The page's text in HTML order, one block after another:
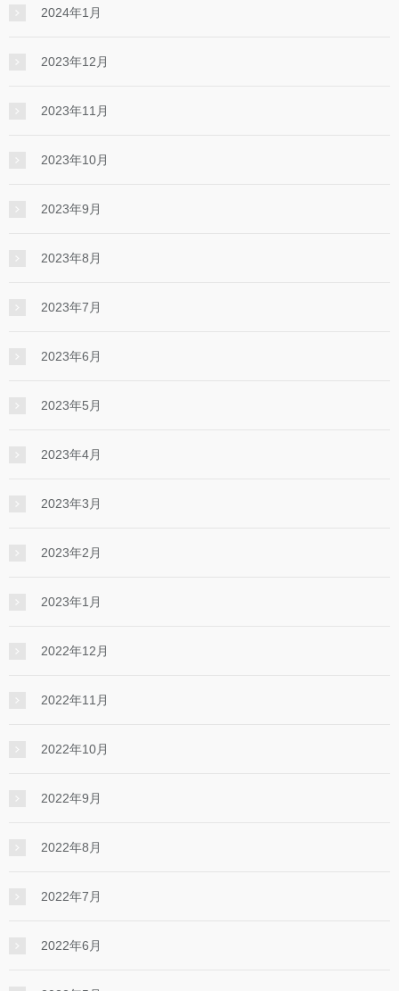
2024年1月
2023年12月
2023年11月
2023年10月
2023年9月
2023年8月
2023年7月
2023年6月
2023年5月
2023年4月
2023年3月
2023年2月
2023年1月
2022年12月
2022年11月
2022年10月
2022年9月
2022年8月
2022年7月
2022年6月